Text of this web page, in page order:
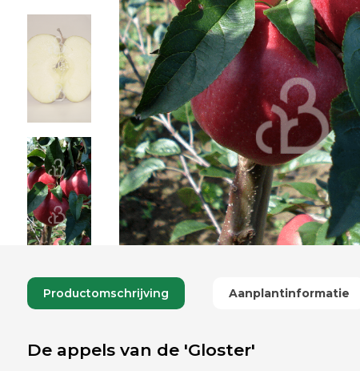
Productomschrijving Aanplantinformatie
De appels van de 'Gloster'